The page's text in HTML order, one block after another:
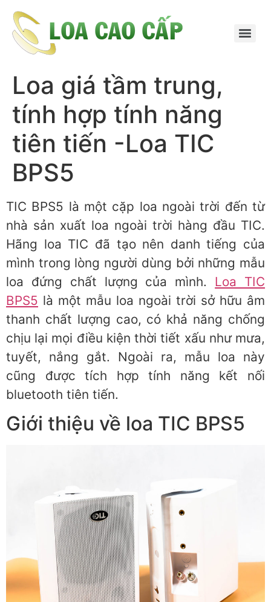
Loa giá tầm trung,
tính hợp tính năng
tiên tiến -Loa TIC
BPS5
TIC BPS5 là một cặp loa ngoài trời đến từ
nhà sản xuất loa ngoài trời hàng đầu TIC.
Hãng loa TIC đã tạo nên danh tiếng của
mình trong lòng người dùng bởi những mẫu
loa đứng chất lượng của mình. Loa TIC
BPS5 là một mẫu loa ngoài trời sở hữu âm
thanh chất lượng cao, có khả năng chống
chịu lại mọi điều kiện thời tiết xấu như mưa,
tuyết, nắng gắt. Ngoài ra, mẫu loa này
cũng được tích hợp tính năng kết nối
bluetooth tiên tiến.
Giới thiệu về loa TIC BPS5